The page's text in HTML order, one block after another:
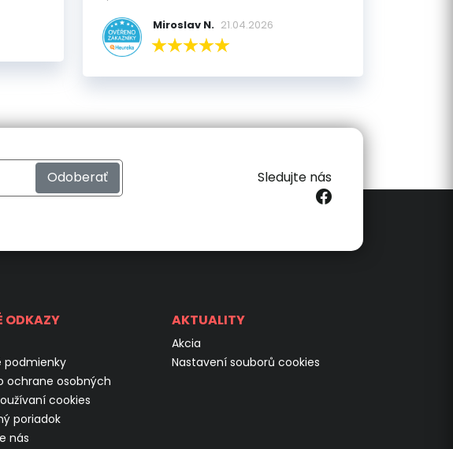
Miroslav N. 21.04.2026
Odoberať Sledujte nás
ODKAZY
podmienky
ochrane osobných
cookies
poriadok
nás
AKTUALITY
Akcia
Nastavení souborů cookies